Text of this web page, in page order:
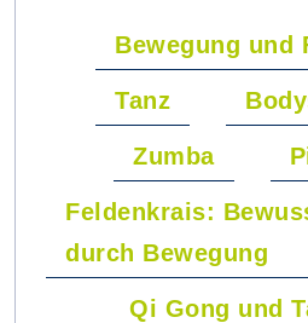
Bewegung und
Tanz
Zumba
Feldenkrais:
durch Bewegung
Qi Gong und